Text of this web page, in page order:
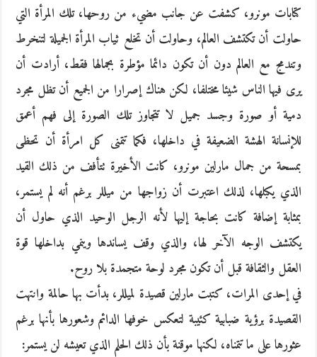
كتابات مونرو، كشفت عن جانب مضيء من روحها، تلك المرأة التي
حاولت أن تكتشف العالم، وحاولت أن تخلع ثياب المرأة الجميلة لتنخرط
وتندمج مع العالم دون أن تكون دائما مؤطرة بجمالها فقط، أرادت أن
يرى فيها الناس شيئا مختلفا، لكن هناك إصرارا من الجميع أن تظل مجرد
دمية أو صورة وجسد جميل لا تتجاوز تلك الصورة إلى فهم أعمق
للإنسانة الهشة الضعيفة في داخلها، فكما تتمنى كل امرأة أن تحظى
بمسحة من جمال مارلين مونرو، كانت الأخيرة تتأفف من ذلك القيد
الذي يكبلها، لذلك اعتبرت أن زواجها من ميللر برغم أنه لم يستمر،
بمثابة إضافة كانت بحاجة إليها لأنه الرجل الوحيد الذي حاول أن
يكتشف الوجه الآخر لها، والذي وقف يساندها وينمي بداخلها قوة
العقل والثقافة قبل أن تكون مجرد لوحة متجمدة بلا روح.
في إحدى المرات، كتبت مارلين قصيدة لميللر، بدأت بها حالمة وانتهت
القصيدة برؤية ضبابية كئيبة لتعكس خوفها الدائم وشعورها بأنها برغم
عثورها على ما تتمناه، لكنها موقنة بأن ذلك الحلم الذي تعيشه لن يستمر: